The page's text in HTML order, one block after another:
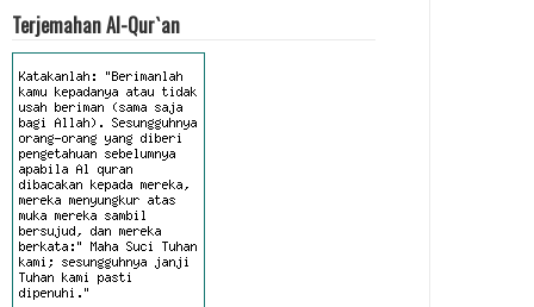
Terjemahan Al-Qur`an